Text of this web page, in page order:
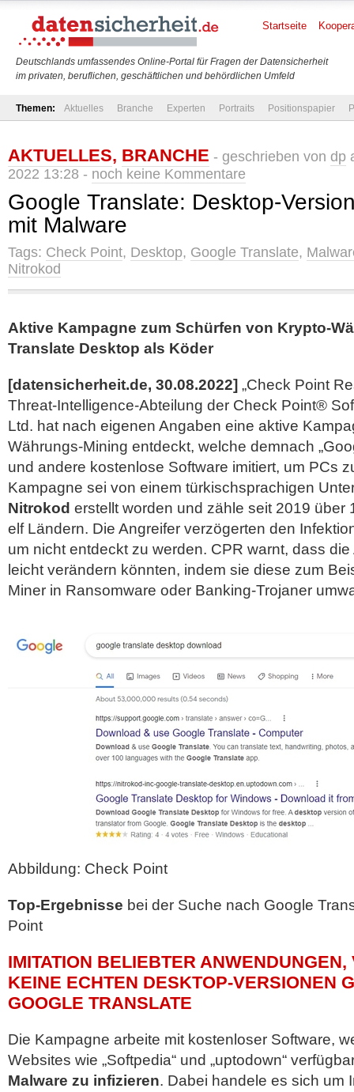
Deutschlands umfassendes Online-Portal für Fragen der Datensicherheit
im privaten, beruflichen, geschäftlichen und behördlichen Umfeld
Startseite
Themen: Aktuelles Branche Experten Portraits Positionspapier
AKTUELLES, BRANCHE - geschrieben von dp
2022 13:28 - noch keine Kommentare
Google Translate: Desktop-
mit Malware
Tags: Check Point, Desktop, Google Translate,
Nitrokod
Aktive Kampagne zum Schürfen von Krypto-
Translate Desktop als Köder
[datensicherheit.de, 30.08.2022] „Check Point
Threat-Intelligence-Abteilung der Check Point®
Ltd. hat nach eigenen Angaben eine aktive
Währungs-Mining entdeckt, welche demnach
und andere kostenlose Software imitiert, um PCs
Kampagne sei von einem türkischsprachigen
Nitrokod erstellt worden und zähle seit 2019 über
elf Ländern. Die Angreifer verzögerten den
um nicht entdeckt zu werden. CPR warnt, dass
leicht verändern könnten, indem sie diese zum
Miner in Ransomware oder Banking-Trojaner
Abbildung: Check Point
Top-Ergebnisse bei der Suche nach Google
Point
IMITATION BELIEBTER
KEINE ECHTEN DESKTOP-VERSIONEN
GOOGLE TRANSLATE
Die Kampagne arbeite mit kostenloser Software,
Websites wie „Softpedia“ und „uptodown“
Malware zu infizieren. Dabei handele es sich um